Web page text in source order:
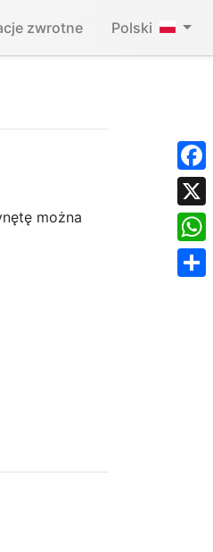
zwrotne Polski
X
można